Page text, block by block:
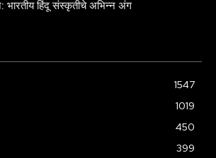
भारतीय हिंदू संस्कृतीचे अभिन्न अंग
1547
1019
450
399